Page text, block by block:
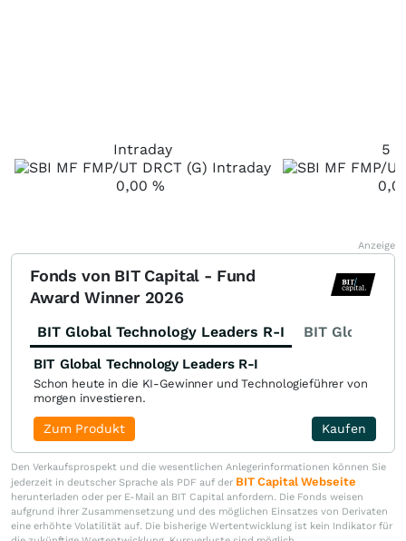
Intraday
0,00 %
5
Anzeige
Fonds von BIT Capital - Fund
Award Winner 2026
BIT Global Technology Leaders R-I BIT Global
BIT Global Technology Leaders R-I
Schon heute in die KI-Gewinner und Technologieführer von
morgen investieren.
Kaufen
Zum Produkt
Den Verkaufsprospekt und die wesentlichen Anlegerinformationen können Sie
jederzeit in deutscher Sprache als PDF auf der BIT Capital Webseite
herunterladen oder per E-Mail an BIT Capital anfordern. Die Fonds weisen
aufgrund ihrer Zusammensetzung und des möglichen Einsatzes von Derivaten
eine erhöhte Volatilität auf. Die bisherige Wertentwicklung ist kein Indikator für